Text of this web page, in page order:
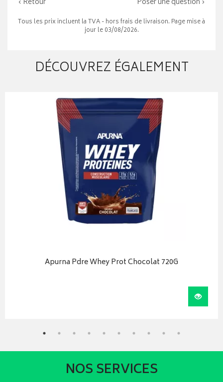
Tous les prix incluent la TVA - hors frais de livraison. Page mise à
jour le 03/08/2026.
DÉCOUVREZ ÉGALEMENT
Apurna Pdre Whey Prot Chocolat 720G
NOS SERVICES